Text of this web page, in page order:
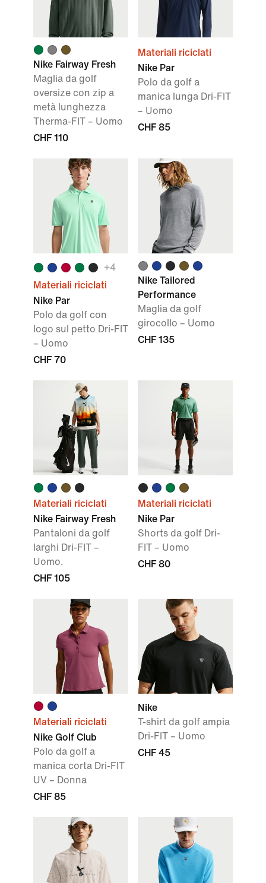
Nike Fairway Fresh
Maglia da golf
oversize con zip a
metà lunghezza
Therma-FIT – Uomo
CHF 110
Materiali riciclati
Nike Par
Polo da golf a
manica lunga Dri-FIT
– Uomo
CHF 85
+4
Materiali riciclati
Nike Par
Polo da golf con
logo sul petto Dri-FIT
– Uomo
CHF 70
Nike Tailored
Performance
Maglia da golf
girocollo – Uomo
CHF 135
Materiali riciclati
Nike Fairway Fresh
Pantaloni da golf
larghi Dri-FIT –
Uomo.
CHF 105
Materiali riciclati
Nike Par
Shorts da golf Dri-
FIT – Uomo
CHF 80
Materiali riciclati
Nike Golf Club
Polo da golf a
manica corta Dri-FIT
UV – Donna
CHF 85
Nike
T-shirt da golf ampia
Dri-FIT – Uomo
CHF 45